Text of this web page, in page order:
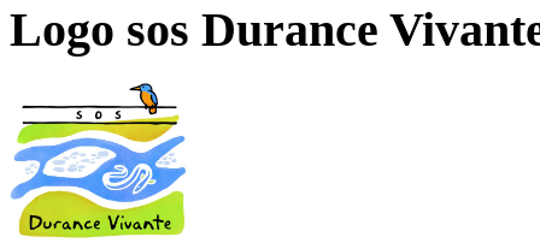
Logo sos Durance